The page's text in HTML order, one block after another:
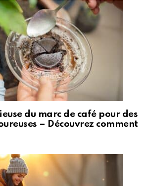
du marc de café pour des
– Découvrez comment